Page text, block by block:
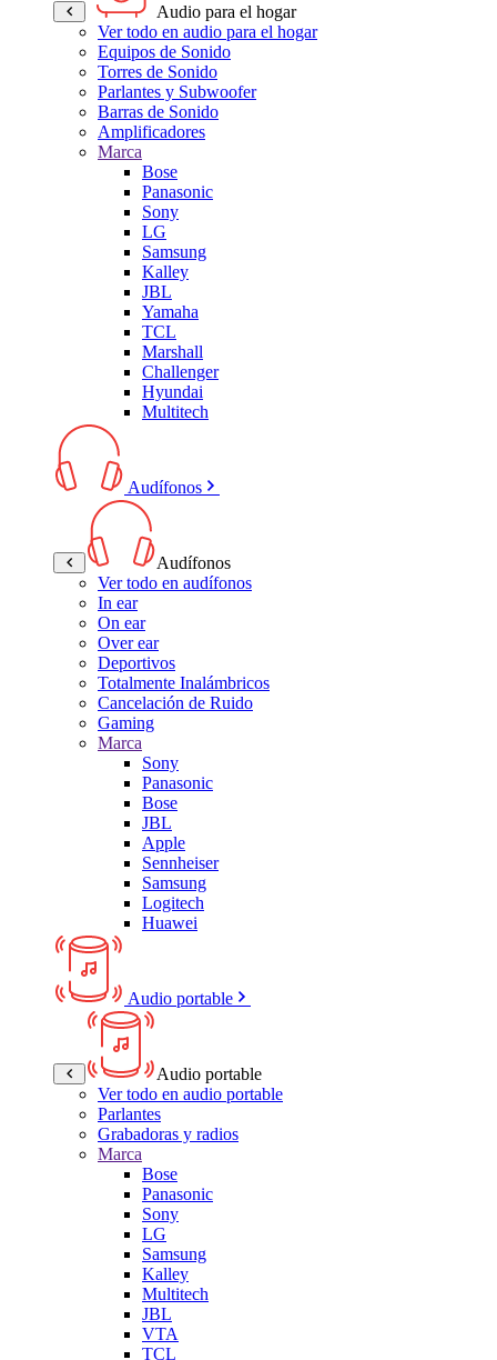
Audio para el hogar
Ver todo en audio para el hogar
Equipos de Sonido
Torres de Sonido
Parlantes y Subwoofer
Barras de Sonido
Amplificadores
Marca
Bose
Panasonic
Sony
LG
Samsung
Kalley
JBL
Yamaha
TCL
Marshall
Challenger
Hyundai
Multitech
Audífonos
Audífonos
Ver todo en audífonos
In ear
On ear
Over ear
Deportivos
Totalmente Inalámbricos
Cancelación de Ruido
Gaming
Marca
Sony
Panasonic
Bose
JBL
Apple
Sennheiser
Samsung
Logitech
Huawei
Audio portable
Audio portable
Ver todo en audio portable
Parlantes
Grabadoras y radios
Marca
Bose
Panasonic
Sony
LG
Samsung
Kalley
Multitech
JBL
VTA
TCL